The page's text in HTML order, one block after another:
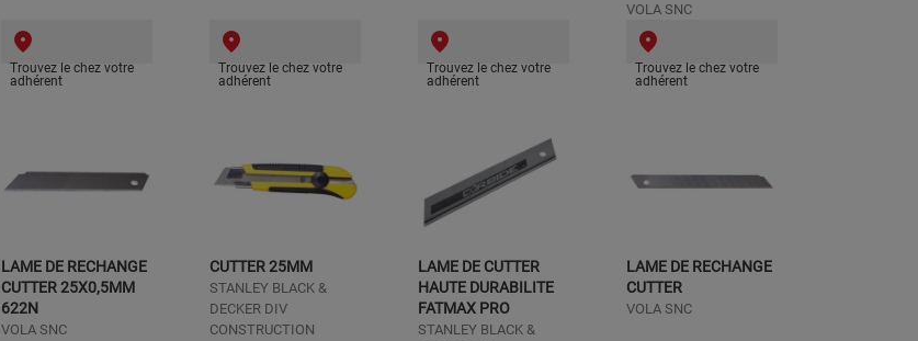
Trouvez le chez votre
adhérent
Trouvez le chez votre
adhérent
Trouvez le chez votre
adhérent
VOLA SNC
Trouvez le chez votre
adhérent
LAME DE RECHANGE
CUTTER 25X0,5MM
622N
VOLA SNC
CUTTER 25MM
STANLEY BLACK &
DECKER DIV
CONSTRUCTION
LAME DE CUTTER
HAUTE DURABILITE
FATMAX PRO
STANLEY BLACK &
LAME DE RECHANGE
CUTTER
VOLA SNC